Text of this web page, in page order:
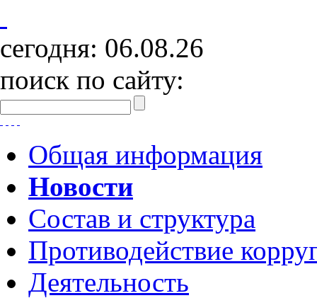
сегодня: 06.08.26
поиск по сайту:
Общая информация
Новости
Состав и структура
Противодействие
Деятельность